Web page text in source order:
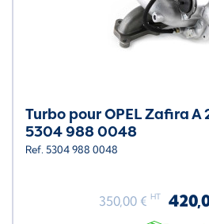
Turbo pour OPEL Zafira A
5304 988 0048
Ref. 5304 988 0048
350,00 € HT